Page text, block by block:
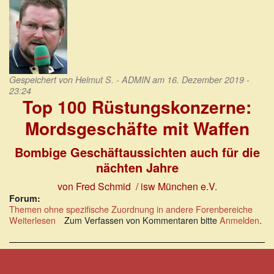
Gespeichert von Helmut S. - ADMINam 16. Dezember 2019 -
23:24
Top 100 Rüstungskonzerne:
Mordsgeschäfte mit Waffen
Bombige Geschäftaussichten auch für die
nächten Jahre
von Fred Schmid / isw München e.V.
Forum:
Themen ohne spezifische Zuordnung in andere Forenbereiche
Weiterlesen über
100
Rüstungskonzerne:
Zum Verfassen von Kommentaren bitteAnmelden.